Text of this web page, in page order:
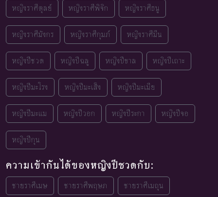
หญิงราศีตุลย์ หญิงราศีพิจิก หญิงราศีธนู
หญิงราศีมังกร หญิงราศีกุมภ์ หญิงราศีมีน
หญิงปีชวด หญิงปีฉลู หญิงปีขาล หญิงปีเถาะ
หญิงปีมะโรง หญิงปีมะเส็ง หญิงปีมะเมีย
หญิงปีมะแม หญิงปีวอก หญิงปีระกา หญิงปีจอ
หญิงปีกุน
ความเข้ากันได้ของหญิงปีชวดกับ:
ชายราศีเมษ ชายราศีพฤษภ ชายราศีเมถุน